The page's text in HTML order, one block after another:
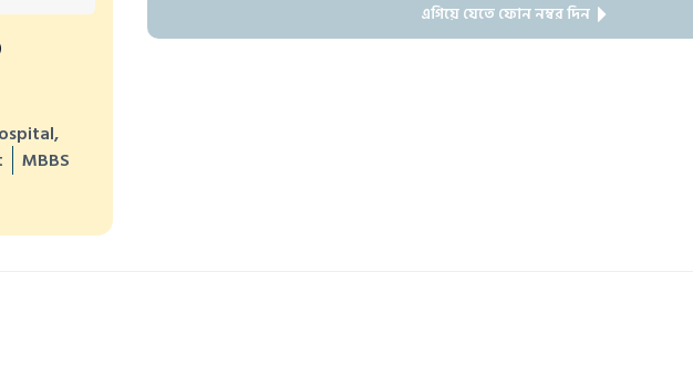
MBBS
এগিয়ে যেতে ফোন নম্বর দিন